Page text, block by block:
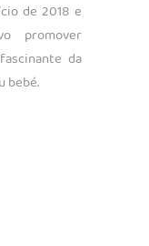
de 2018 e
promover
da
bebé.